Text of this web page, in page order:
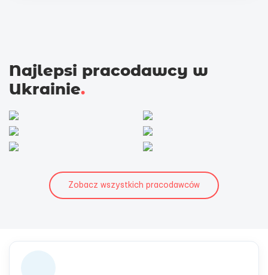
Najlepsi pracodawcy w
Ukrainie.
Zobacz wszystkich pracodawców